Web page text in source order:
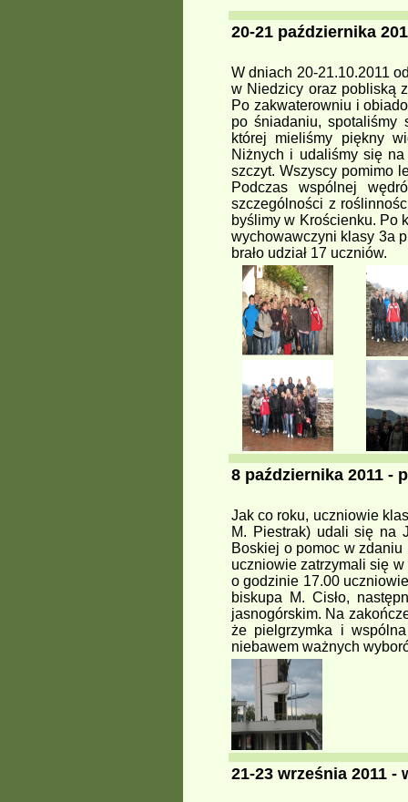
20-21 października
W dniach 20-21.10.2011
w Niedzicy oraz pobliską
Po zakwaterowniu i
po śniadaniu, spotaliśmy
której mieliśmy piękny
Niżnych i udaliśmy się
szczyt. Wszyscy pomimo
Podczas wspólnej
szczególności z
byślimy w Krościenku. Po
wychowawczyni klasy 3a
brało udział 17 uczniów.
8 października 2011 -
Jak co roku, uczniowie
M. Piestrak) udali się na
Boskiej o pomoc w
uczniowie zatrzymali się
o godzinie 17.00
biskupa M. Cisło,
jasnogórskim. Na
że pielgrzymka i
niebawem ważnych
21-23 września 2011 -